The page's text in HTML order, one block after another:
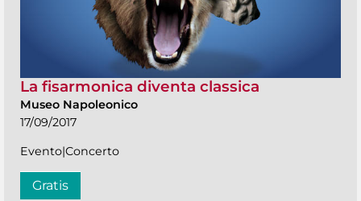
La fisarmonica diventa classica
Museo Napoleonico
17/09/2017
Evento|Concerto
Gratis